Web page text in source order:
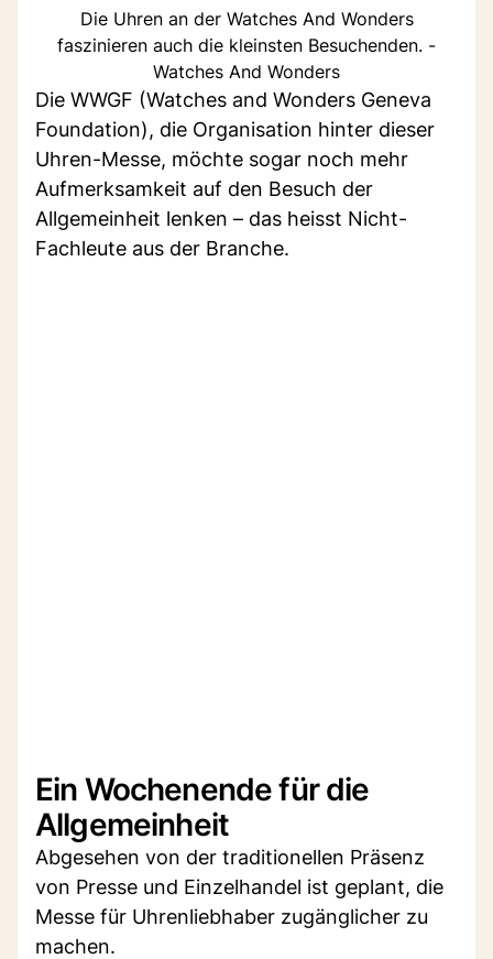
Die Uhren an der Watches And Wonders
faszinieren auch die kleinsten Besuchenden. -
Watches And Wonders
Die WWGF (Watches and Wonders Geneva
Foundation), die Organisation hinter dieser
Uhren-Messe, möchte sogar noch mehr
Aufmerksamkeit auf den Besuch der
Allgemeinheit lenken – das heisst Nicht-
Fachleute aus der Branche.
Ein Wochenende für die
Allgemeinheit
Abgesehen von der traditionellen Präsenz
von Presse und Einzelhandel ist geplant, die
Messe für Uhrenliebhaber zugänglicher zu
machen.